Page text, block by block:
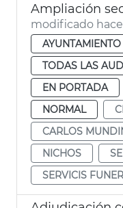
modificado
AYUNTAMIENTO
TODAS LAS
EN PORTADA
NORMAL
CARLOS
NICHOS
SERVICIS